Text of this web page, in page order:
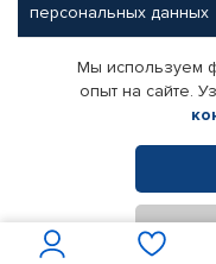
персональных данных
Партнерам
Корпоративным
Поставщикам
© КАМАЗ ЦЕНТР ДОНЕЦК,
Интернет-магазин
Мы используем
опыт на сайте.